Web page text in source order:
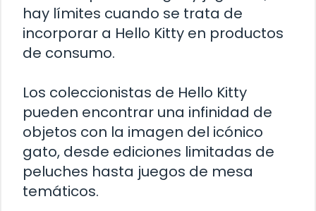
hay límites cuando se trata de
incorporar a Hello Kitty en productos
de consumo.
Los coleccionistas de Hello Kitty
pueden encontrar una infinidad de
objetos con la imagen del icónico
gato, desde ediciones limitadas de
peluches hasta juegos de mesa
temáticos.